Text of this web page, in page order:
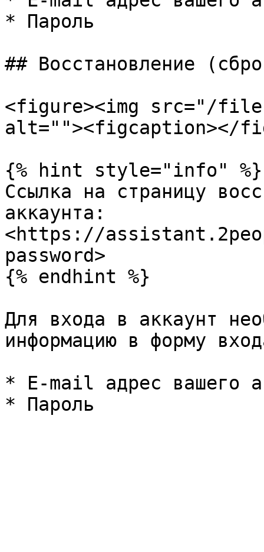
* Пароль
## Восстановление
<figure><img src="/files/
alt=""><figcaption></
{% hint style="info" %}
Ссылка на страницу
аккаунта:
<https://
password>
{% endhint %}
Для входа в аккаунт
информацию в форму
* E-mail адрес вашего